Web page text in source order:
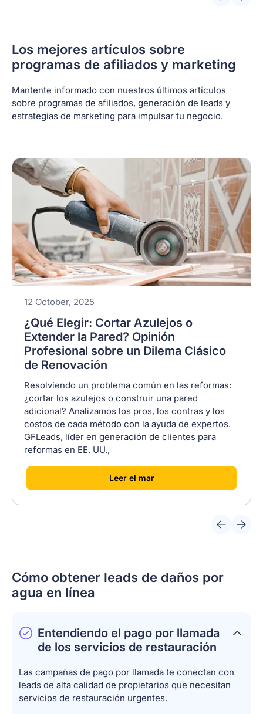
Los mejores artículos sobre
programas de afiliados y marketing
Mantente informado con nuestros últimos artículos
sobre programas de afiliados, generación de leads y
estrategias de marketing para impulsar tu negocio.
12 October, 2025
¿Qué Elegir: Cortar Azulejos o
Extender la Pared? Opinión
Profesional sobre un Dilema Clásico
de Renovación
Resolviendo un problema común en las reformas:
¿cortar los azulejos o construir una pared
adicional? Analizamos los pros, los contras y los
costos de cada método con la ayuda de expertos.
GFLeads, líder en generación de clientes para
reformas en EE. UU.,
[Leer el mar]
Cómo obtener leads de daños por
agua en línea
Entendiendo el pago por llamada
de los servicios de restauración
Las campañas de pago por llamada te conectan con
leads de alta calidad de propietarios que necesitan
servicios de restauración urgentes.